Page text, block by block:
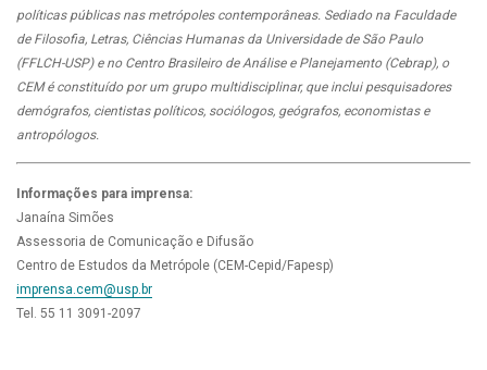
políticas públicas nas metrópoles contemporâneas. Sediado na Faculdade
de Filosofia, Letras, Ciências Humanas da Universidade de São Paulo
(FFLCH-USP) e no Centro Brasileiro de Análise e Planejamento (Cebrap), o
CEM é constituído por um grupo multidisciplinar, que inclui pesquisadores
demógrafos, cientistas políticos, sociólogos, geógrafos, economistas e
antropólogos.
Informações para imprensa:
Janaína Simões
Assessoria de Comunicação e Difusão
Centro de Estudos da Metrópole (CEM-Cepid/Fapesp)
imprensa.cem@usp.br
Tel. 55 11 3091-2097